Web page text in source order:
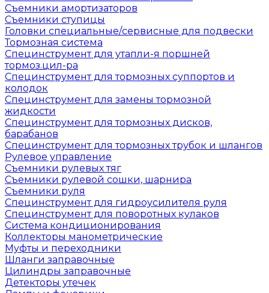
Съемники амортизаторов
Съемники ступицы
Головки специальные/сервисные для подвески
Тормозная система
Специнструмент для утапли-я поршней
тормоз.цил-ра
Специнструмент для тормозных суппортов и
колодок
Специнструмент для замены тормозной
жидкости
Специнструмент для тормозных дисков,
барабанов
Специнструмент для тормозных трубок и шлангов
Рулевое управление
Съемники рулевых тяг
Съемники рулевой сошки, шарнира
Съемники руля
Специнструмент для гидроусилителя руля
Специнструмент для поворотных кулаков
Система кондиционирования
Коллекторы манометрические
Муфты и переходники
Шланги заправочные
Цилиндры заправочные
Детекторы утечек